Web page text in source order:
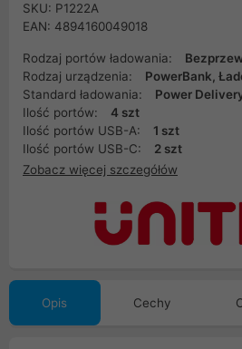
SKU: P1222A
EAN: 4894160049018
Rodzaj portów ładowania:
Rodzaj urządzenia:
PowerBank,
Standard ładowania:
Power
Ilość portów:
4 szt
Ilość portów USB-A:
1 szt
Ilość portów USB-C:
2 szt
Zobacz więcej szczegółów
Opis Cechy